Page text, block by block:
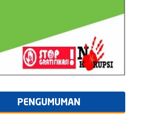
PENGUMUMAN